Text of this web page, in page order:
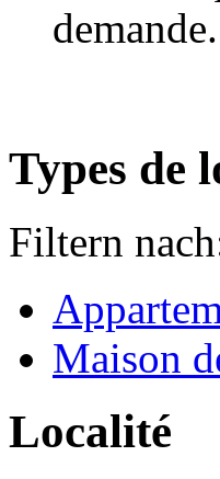
demande.
Types de
Filtern
Maison
Localité